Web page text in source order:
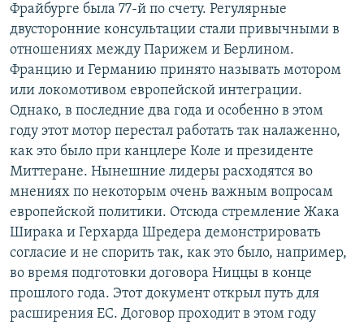
Фрайбурге была 77-й по счету. Регулярные
двусторонние консультации стали привычными в
отношениях между Парижем и Берлином.
Францию и Германию принято называть мотором
или локомотивом европейской интеграции.
Однако, в последние два года и особенно в этом
году этот мотор перестал работать так налаженно,
как это было при канцлере Коле и президенте
Миттеране. Нынешние лидеры расходятся во
мнениях по некоторым очень важным вопросам
европейской политики. Отсюда стремление Жака
Ширака и Герхарда Шредера демонстрировать
согласие и не спорить так, как это было, например,
во время подготовки договора Ниццы в конце
прошлого года. Этот документ открыл путь для
расширения ЕС. Договор проходит в этом году